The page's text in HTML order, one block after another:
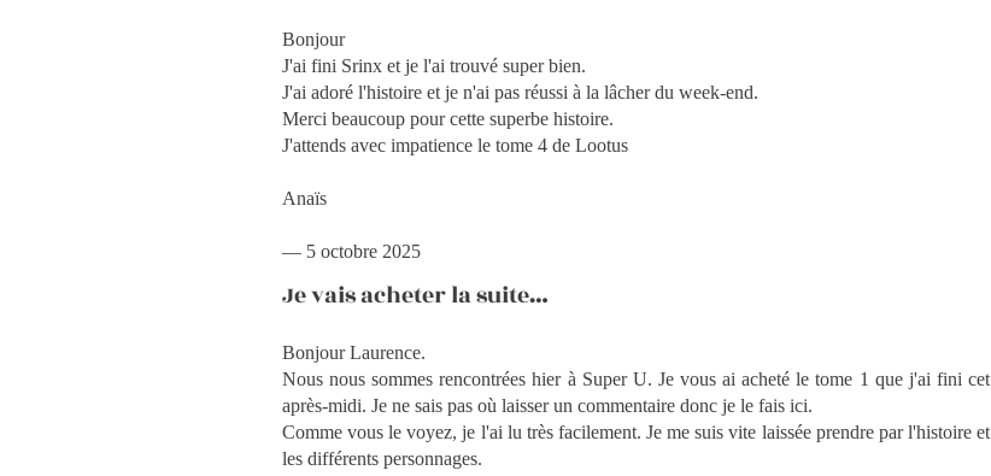
Bonjour
J'ai fini Srinx et je l'ai trouvé super bien.
J'ai adoré l'histoire et je n'ai pas réussi à la lâcher du week-end.
Merci beaucoup pour cette superbe histoire.
J'attends avec impatience le tome 4 de Lootus
Anaïs
— 5 octobre 2025
Je vais acheter la suite…
Bonjour Laurence.
Nous nous sommes rencontrées hier à Super U. Je vous ai acheté le tome 1 que j'ai fini cet
après-midi. Je ne sais pas où laisser un commentaire donc je le fais ici.
Comme vous le voyez, je l'ai lu très facilement. Je me suis vite laissée prendre par l'histoire et
les différents personnages.